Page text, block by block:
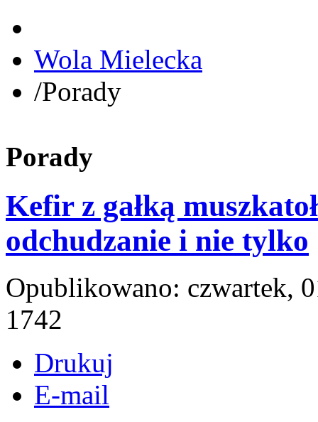
Wola Mielecka
/Porady
Porady
Kefir z gałką
odchudzanie i nie tylko
Opublikowano: czwartek,
1742
Drukuj
E-mail